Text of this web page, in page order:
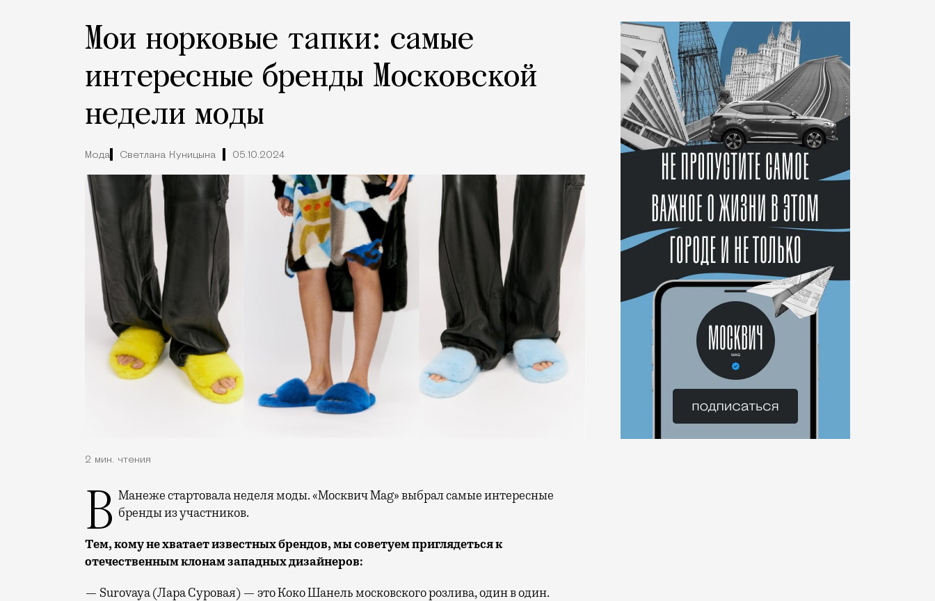
Мои норковые тапки: самые
интересные бренды Московской
недели моды
Мода Светлана Куницына 05.10.2024
2 мин. чтения
В Манеже стартовала неделя моды. «Москвич Mag» выбрал самые интересные бренды из участников.
Тем, кому не хватает известных брендов, мы советуем приглядеться к
отечественным клонам западных дизайнеров:
— Surovaya (Лара Суровая) — это Коко Шанель московского розлива, один в один.